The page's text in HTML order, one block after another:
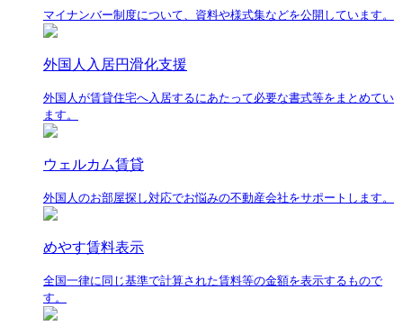
マイナンバー制度について、資料や様式集などを公開しています。
外国人入居円滑化支援
外国人が賃貸住宅へ入居するにあたって必要な書式等をまとめてい
ます。
ウェルカム賃貸
外国人のお部屋探し対応でお悩みの不動産会社をサポートします。
めやす賃料表示
全国一律に同じ基準で計算された賃料等の金額を表示するもので
す。